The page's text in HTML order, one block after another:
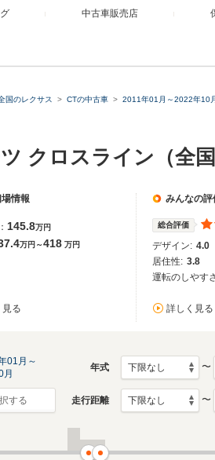
中古車販売店
国のレクサス CTの中古車 2011年01月～2022年10
クロスライン（全
情報
145.8万円
万円～418 万円
見る
みんなの評
総合評価
デザイン: 4.0
居住性: 3.8
運転のしやす
詳しく見る
01月～
月
年式 〜
する 走行距離 〜